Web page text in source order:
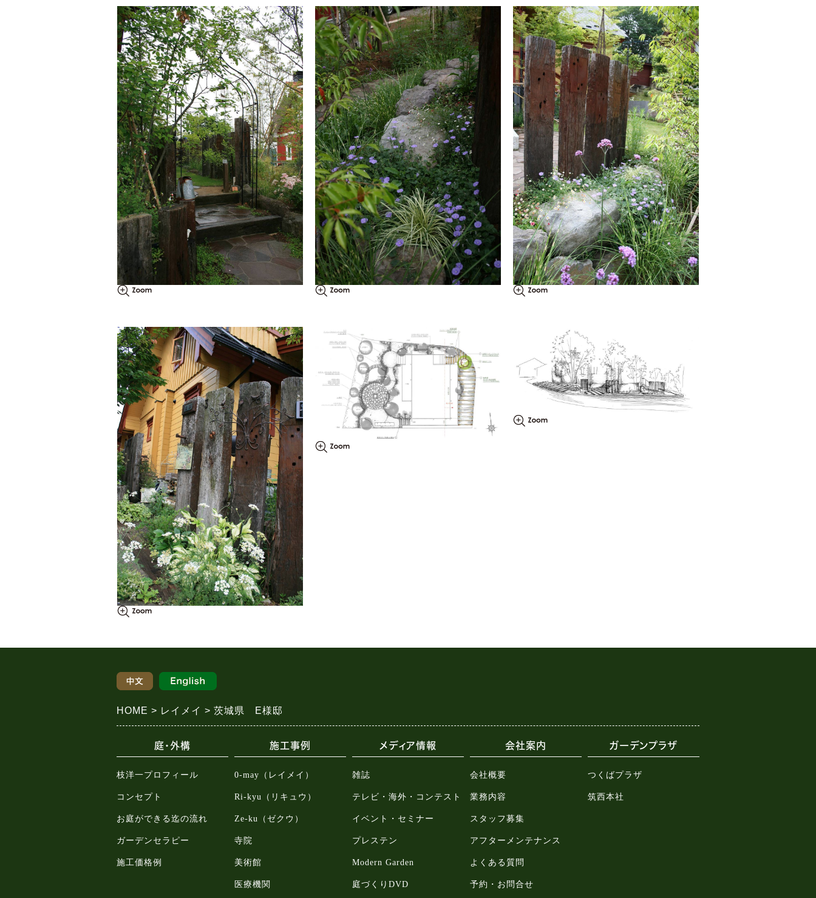
HOME レイメイ 茨城県 E様邸
庭・外構
枝洋一プロフィール
コンセプト
お庭ができる迄の流れ
ガーデンセラピー
施工価格例
施工事例
0-may（レイメイ）
Ri-kyu（リキュウ）
Ze-ku（ゼクウ）
寺院
美術館
医療機関
メディア情報
雑誌
テレビ・海外・コンテスト
イベント・セミナー
プレステン
Modern Garden
庭づくりDVD
会社案内
会社概要
業務内容
スタッフ募集
アフターメンテナンス
よくある質問
予約・お問合せ
ガーデンプラザ
つくばプラザ
筑西本社